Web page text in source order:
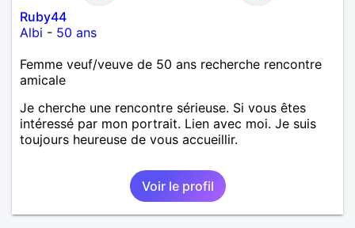
Ruby44
Albi - 50 ans
Femme veuf/veuve de 50 ans recherche rencontre
amicale
Je cherche une rencontre sérieuse. Si vous êtes
intéressé par mon portrait. Lien avec moi. Je suis
toujours heureuse de vous accueillir.
Voir le profil